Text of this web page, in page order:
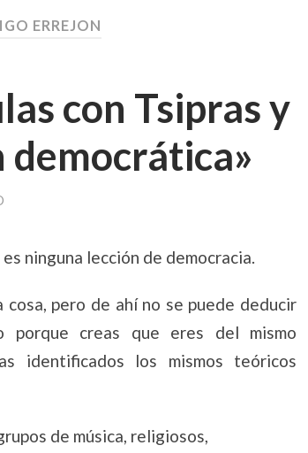
ERREJON
con Tsipras y
democrática»
ninguna lección de democracia.
pero de ahí no se puede deducir
creas que eres del mismo
identificados los mismos teóricos
de música, religiosos,